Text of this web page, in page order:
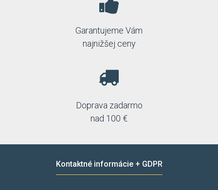
Garantujeme Vám
najnižšej ceny
Doprava zadarmo
nad 100 €
Kontaktné informácie + GDPR